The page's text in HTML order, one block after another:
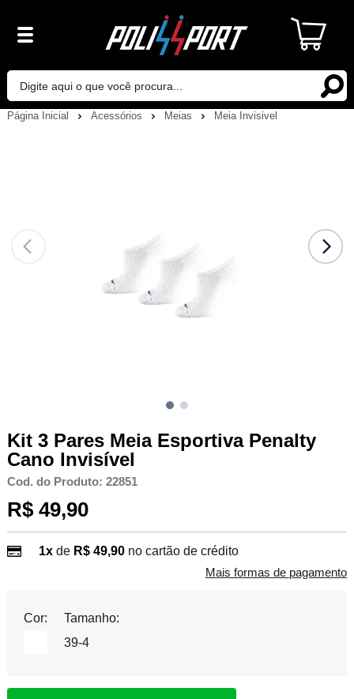
Página Inicial Acessórios Meias Meia Invisivel
Kit 3 Pares Meia Esportiva Penalty
Cano Invisível
Cod. do Produto: 22851
R$ 49,90
1xde R$ 49,90 no cartão de crédito
Mais formas de pagamento
Cor:
Tamanho:
39-4